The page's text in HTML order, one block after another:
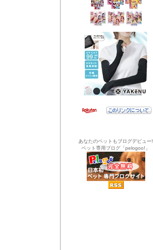
あなたのペットもブログデビュー!
ペット専用ブログ「pelogoo!」